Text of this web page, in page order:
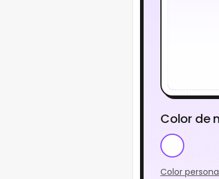
Color de
Color